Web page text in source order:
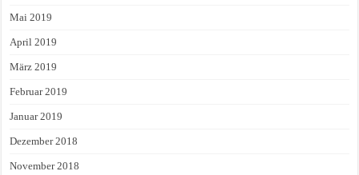
Mai 2019
April 2019
März 2019
Februar 2019
Januar 2019
Dezember 2018
November 2018